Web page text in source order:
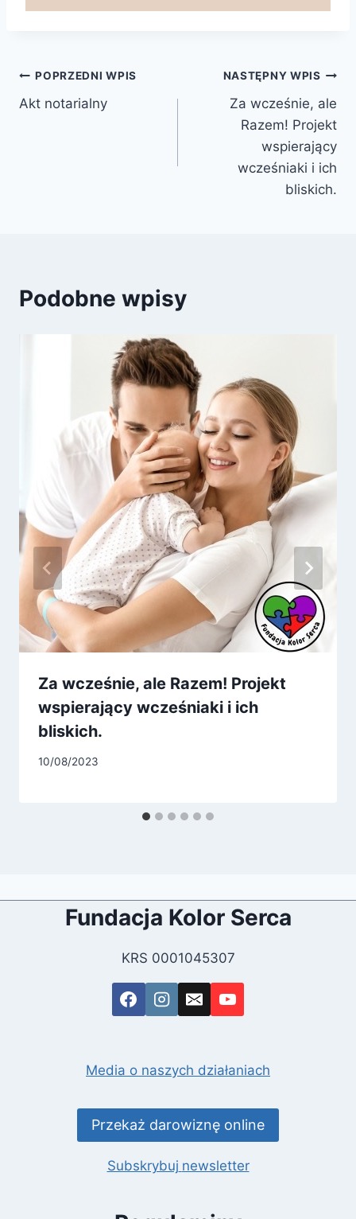
Nawigacja
wpisu
POPRZEDNI WPIS
Akt notarialny
NASTĘPNY WPIS
Za wcześnie, ale
Razem! Projekt
wspierający
wcześniaki i ich
bliskich.
Podobne wpisy
Za wcześnie, ale Razem! Projekt
wspierający wcześniaki i ich
bliskich.
10/08/2023
Fundacja Kolor Serca
KRS 0001045307
Media o naszych działaniach
Przekaż darowiznę online
Subskrybuj newsletter